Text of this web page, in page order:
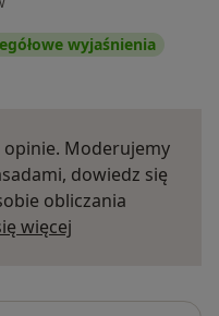
wyjaśnienia
Moderujemy
dowiedz się
obliczania
więcej